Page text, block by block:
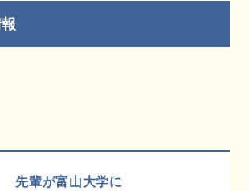
先輩が富山大学に